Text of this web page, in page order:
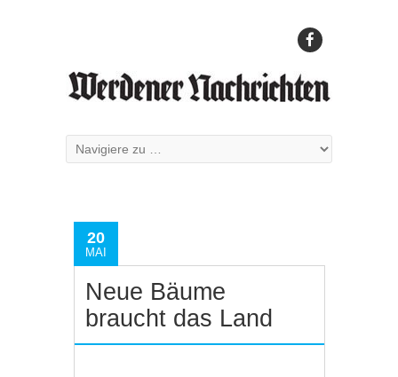
20
MAI
Neue Bäume
braucht das Land